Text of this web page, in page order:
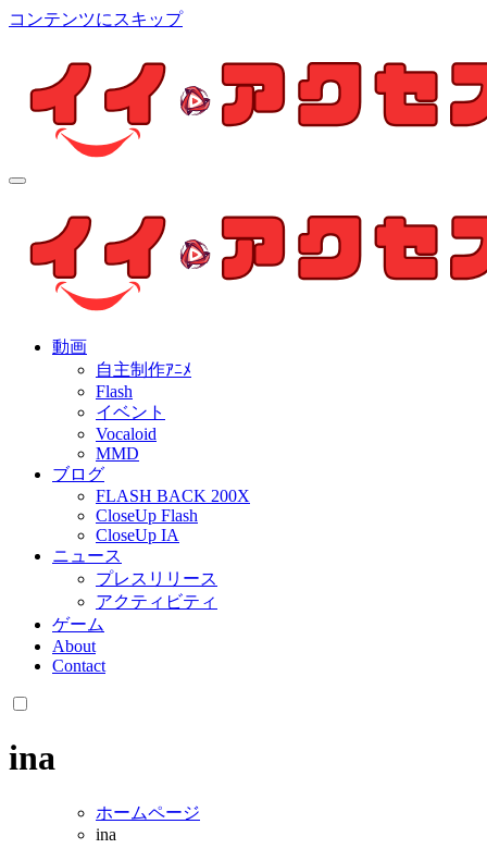
コンテンツにスキップ
個人制作アニメを中心とした動画紹介ブログ
動画
自主制作ｱﾆﾒ
Flash
イベント
Vocaloid
MMD
ブログ
FLASH BACK 200X
CloseUp Flash
CloseUp IA
ニュース
プレスリリース
アクティビティ
ゲーム
About
Contact
ina
ホームページ
ina